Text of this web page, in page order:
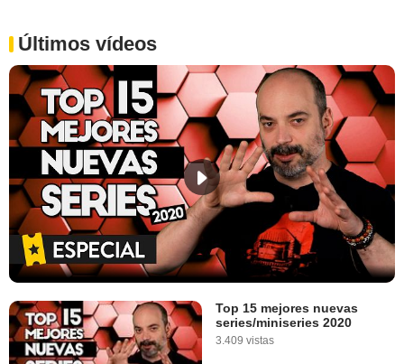
Últimos vídeos
Top 15 mejores nuevas
series/miniseries 2020
3.409 vistas